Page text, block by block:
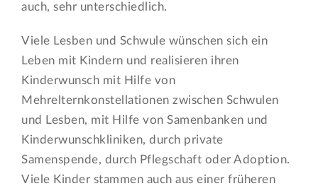
auch, sehr unterschiedlich.
Viele Lesben und Schwule wünschen sich ein
Leben mit Kindern und realisieren ihren
Kinderwunsch mit Hilfe von
Mehrelternkonstellationen zwischen Schwulen
und Lesben, mit Hilfe von Samenbanken und
Kinderwunschkliniken, durch private
Samenspende, durch Pflegschaft oder Adoption.
Viele Kinder stammen auch aus einer früheren